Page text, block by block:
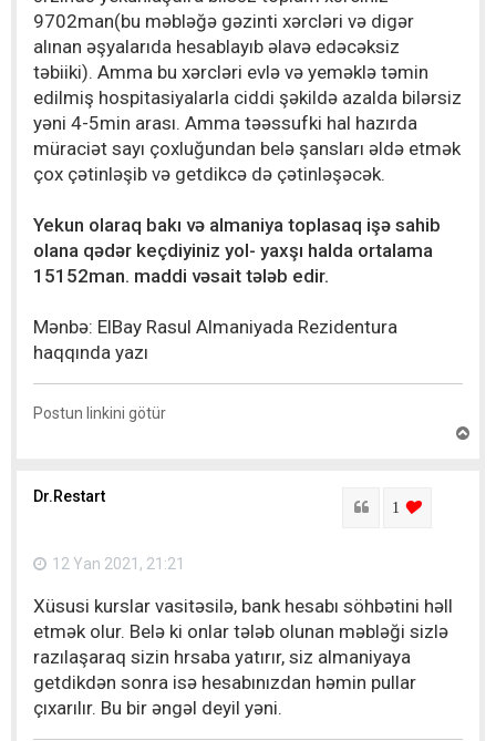
9702man(bu məbləğə gəzinti xərcləri və digər
alınan əşyalarıda hesablayıb əlavə edəcəksiz
təbiiki). Amma bu xərcləri evlə və yeməklə təmin
edilmiş hospitasiyalarla ciddi şəkildə azalda bilərsiz
yəni 4-5min arası. Amma təəssufki hal hazırda
müraciət sayı çoxluğundan belə şansları əldə etmək
çox çətinləşib və getdikcə də çətinləşəcək.
Yekun olaraq bakı və almaniya toplasaq işə sahib
olana qədər keçdiyiniz yol- yaxşı halda ortalama
15152man. maddi vəsait tələb edir.
Mənbə: ElBay Rasul Almaniyada Rezidentura
haqqında yazı
Postun linkini götür
Dr.Restart
Sitat
1
12 Yan 2021, 21:21
Xüsusi kurslar vasitəsilə, bank hesabı söhbətini həll
etmək olur. Belə ki onlar tələb olunan məbləği sizlə
razılaşaraq sizin hrsaba yatırır, siz almaniyaya
getdikdən sonra isə hesabınızdan həmin pullar
çıxarılır. Bu bir əngəl deyil yəni.